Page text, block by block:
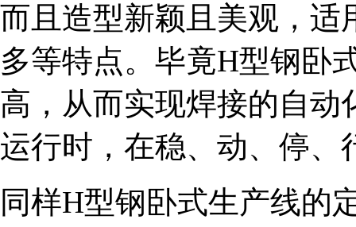
而且造型新颖且美观，适
多等特点。毕竟H型钢卧
高，从而实现焊接的自动
运行时，在稳、动、停、
同样H型钢卧式生产线的